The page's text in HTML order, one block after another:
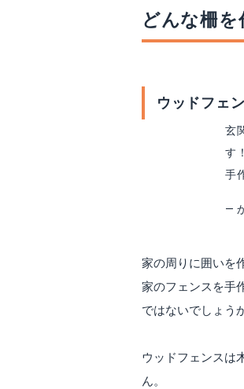
どんな柵を
ウッドフェ
玄
す！
手
—
家の周りに囲いを
家のフェンスを手
ではないでしょうか
ウッドフェンスは
ん。